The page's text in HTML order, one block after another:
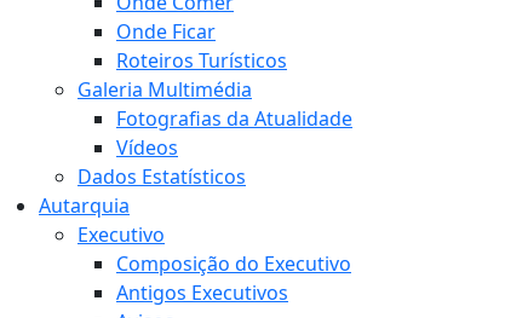
Onde Ficar
Roteiros Turísticos
Galeria Multimédia
Fotografias da Atualidade
Vídeos
Dados Estatísticos
Autarquia
Executivo
Composição do Executivo
Antigos Executivos